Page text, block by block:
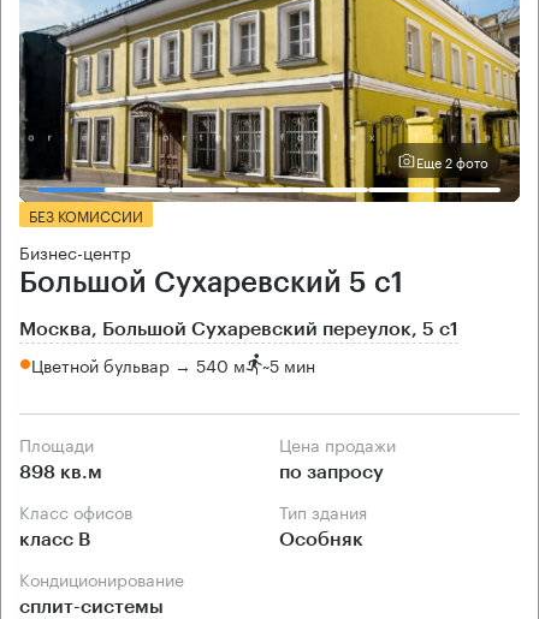
Еще 2 фото
БЕЗ КОМИССИИ
Бизнес-центр
Большой Сухаревский 5 с1
Москва, Большой Сухаревский переулок, 5 с1
Цветной бульвар → 540 м ~5 мин
Площади
898 кв.м
Цена продажи
по запросу
Класс офисов
класс B
Тип здания
Особняк
Кондиционирование
сплит-системы